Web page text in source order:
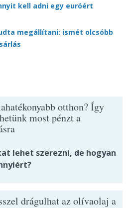
kell adni egy euróért
megállítani: ismét olcsóbb
otthon? Így
most pénzt a
lehet szerezni, de hogyan
drágulhat az olívaolaj a